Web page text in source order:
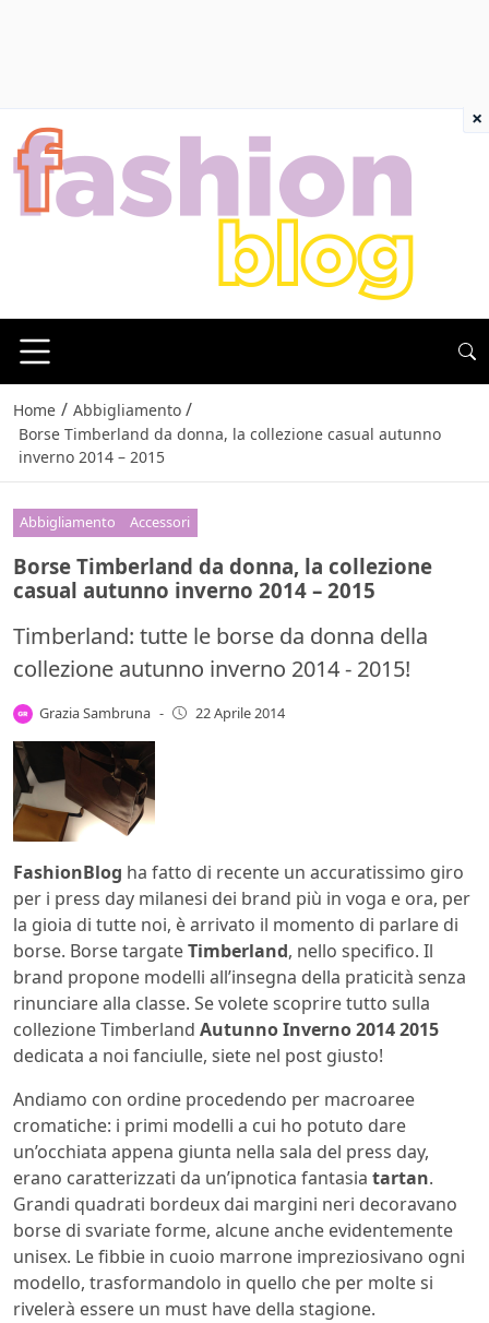
Home / Abbigliamento /
Borse Timberland da donna, la collezione casual autunno
inverno 2014 – 2015
Abbigliamento Accessori
Borse Timberland da donna, la collezione
casual autunno inverno 2014 – 2015
Timberland: tutte le borse da donna della
collezione autunno inverno 2014 - 2015!
Grazia Sambruna - 22 Aprile 2014
FashionBlog ha fatto di recente un accuratissimo giro
per i press day milanesi dei brand più in voga e ora, per
la gioia di tutte noi, è arrivato il momento di parlare di
borse. Borse targateTimberland, nello specifico. Il
brand propone modelli all’insegna della praticità senza
rinunciare alla classe. Se volete scoprire tutto sulla
collezione Timberland Autunno Inverno 2014 2015
dedicata a noi fanciulle, siete nel post giusto!
Andiamo con ordine procedendo per macroaree
cromatiche: i primi modelli a cui ho potuto dare
un’occhiata appena giunta nella sala del press day,
erano caratterizzati da un’ipnotica fantasia tartan.
Grandi quadrati bordeux dai margini neri decoravano
borse di svariate forme, alcune anche evidentemente
unisex. Le fibbie in cuoio marrone impreziosivano ogni
modello, trasformandolo in quello che per molte si
rivelerà essere un must have della stagione.
×